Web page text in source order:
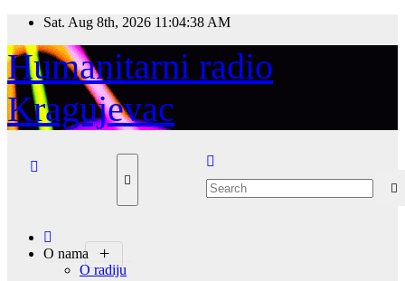
Skip
content
Sat. Aug 8th, 2026 11:04:39 AM
Humanitarni radio
Kragujevac
O nama
O radiju